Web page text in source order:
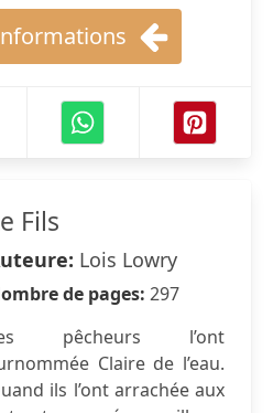
Fils
Lois Lowry
de pages: 297
pêcheurs l’ont
Claire de l’eau.
ils l’ont arrachée aux